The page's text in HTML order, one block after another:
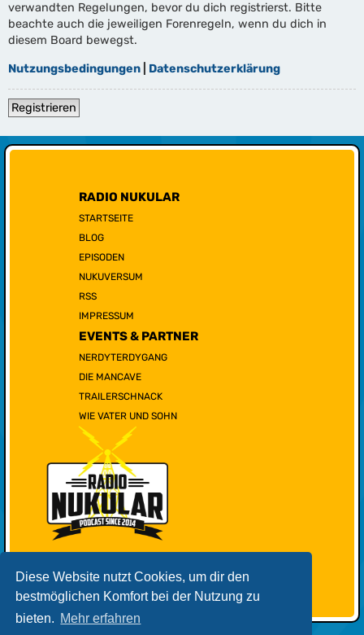
Diese Website nutzt Cookies, um dir den
bestmöglichen Komfort bei der Nutzung zu
bieten. Mehr erfahren
verwandten Regelungen, bevor du dich registrierst. Bitte
beachte auch die jeweiligen Forenregeln, wenn du dich in
diesem Board bewegst.
Nutzungsbedingungen Datenschutzerklärung
Registrieren
RADIO NUKULAR
STARTSEITE
BLOG
EPISODEN
NUKUVERSUM
RSS
IMPRESSUM
EVENTS & PARTNER
NERDYTERDYGANG
DIE MANCAVE
TRAILERSCHNACK
WIE VATER UND SOHN